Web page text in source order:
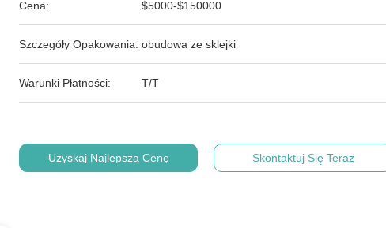
Cena: $5000-$150000
Szczegóły Opakowania: obudowa ze sklejki
Warunki Płatności: T/T
Uzyskaj Najlepszą Cenę Skontaktuj Się Teraz